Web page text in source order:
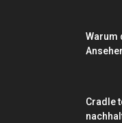
Warum
Cradle